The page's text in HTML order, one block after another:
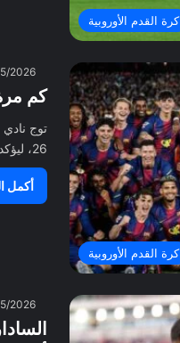
كرة القدم الأوروبية
كرة القدم الأوروبية
2026
كم
26، ليؤكد مكانته كأحد أعظم الأندية…
أكمل
2026